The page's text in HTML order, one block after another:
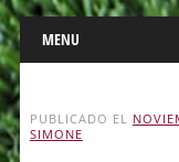
Main
Skip
to
content
MENU
PUBLICADO EL
SIMONE